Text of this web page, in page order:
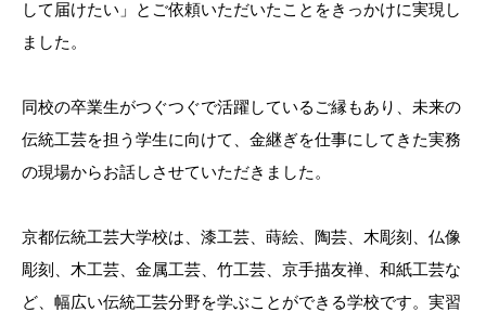
して届けたい」とご依頼いただいたことをきっかけに実現し
ました。
同校の卒業生がつぐつぐで活躍しているご縁もあり、未来の
伝統工芸を担う学生に向けて、金継ぎを仕事にしてきた実務
の現場からお話しさせていただきました。
京都伝統工芸大学校は、漆工芸、蒔絵、陶芸、木彫刻、仏像
彫刻、木工芸、金属工芸、竹工芸、京手描友禅、和紙工芸な
ど、幅広い伝統工芸分野を学ぶことができる学校です。実習